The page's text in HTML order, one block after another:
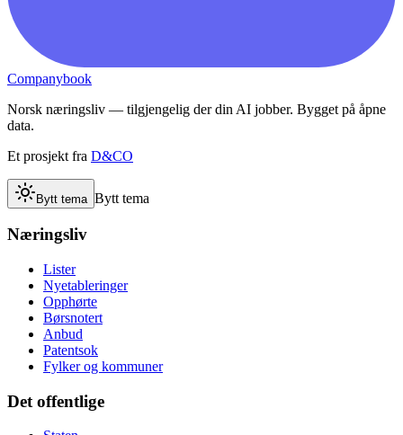
Companybook
Norsk næringsliv — tilgjengelig der din AI jobber. Bygget på åpne
data.
Et prosjekt fra D&CO
Bytt tema Bytt tema
Næringsliv
Lister
Nyetableringer
Opphørte
Børsnotert
Anbud
Patentsok
Fylker og kommuner
Det offentlige